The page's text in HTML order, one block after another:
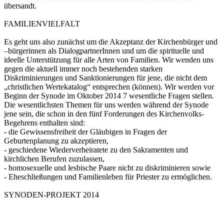
übersandt.
FAMILIENVIELFALT
Es geht uns also zunächst um die Akzeptanz der Kirchenbürger und
–bürgerinnen als DialogpartnerInnen und um die spirituelle und
ideelle Unterstützung für alle Arten von Familien. Wir wenden uns
gegen die aktuell immer noch bestehenden starken
Diskriminierungen und Sanktionierungen für jene, die nicht dem
„christlichen Wertekatalog“ entsprechen (können). Wir werden vor
Beginn der Synode im Oktober 2014 7 wesentliche Fragen stellen.
Die wesentlichsten Themen für uns werden während der Synode
jene sein, die schon in den fünf Forderungen des Kirchenvolks-
Begehrens enthalten sind:
- die Gewissensfreiheit der Gläubigen in Fragen der
Geburtenplanung zu akzeptieren,
- geschiedene Wiederverheiratete zu den Sakramenten und
kirchlichen Berufen zuzulassen,
- homosexuelle und lesbische Paare nicht zu diskriminieren sowie
- Eheschließungen und Familienleben für Priester zu ermöglichen.
SYNODEN-PROJEKT 2014